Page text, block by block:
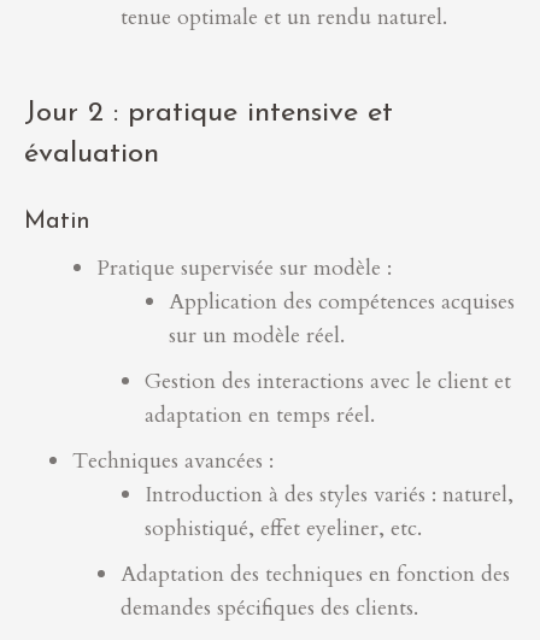
tenue optimale et un rendu naturel.
Jour 2 : pratique intensive et
évaluation
Matin
Pratique supervisée sur modèle :
Application des compétences acquises
sur un modèle réel.
Gestion des interactions avec le client et
adaptation en temps réel.
Techniques avancées :
Introduction à des styles variés : naturel,
sophistiqué, effet eyeliner, etc.
Adaptation des techniques en fonction des
demandes spécifiques des clients.